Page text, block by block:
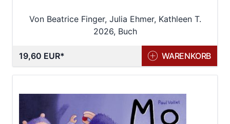
Von Beatrice Finger, Julia Ehmer, Kathleen T.
Karthaus
2026, Buch
19,60 EUR WARENKORB